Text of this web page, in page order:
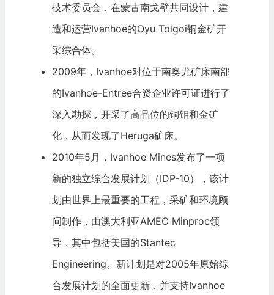
技术委员会，在蒙古南戈壁共同设计，建
造和运营Ivanhoe的Oyu Tolgoi铜金矿开
采综合体。
2009年，Ivanhoe对位于南奥尤矿床南部
的Ivanhoe-Entree合资企业许可证进行了
深入勘探，开采了高品位的铜钼和金矿
化，从而发现了Heruga矿床。
2010年5月，Ivanhoe Mines发布了一项
新的独立综合发展计划（IDP-10），该计
划由世界上最重要的工程，采矿和环境顾
问制作，由澳大利亚AMEC Minproc领
导，其中包括美国的Stantec
Engineering。新计划是对2005年原始综
合发展计划的全面更新，并支持Ivanhoe